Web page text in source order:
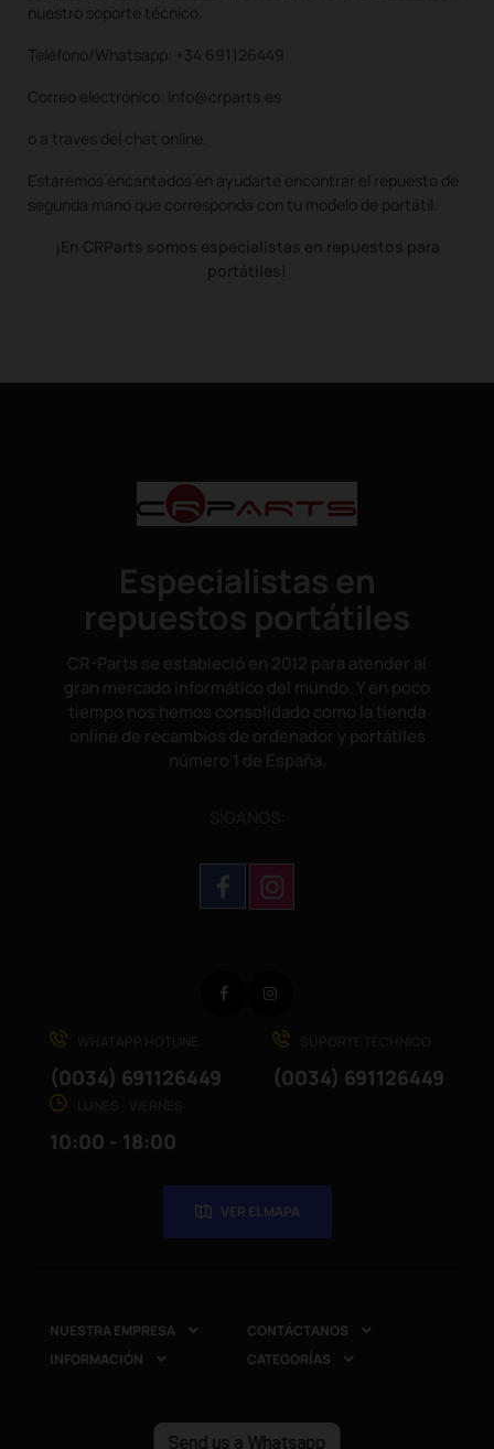
Send us a Whatsapp
nuestro soporte técnico.
Teléfono/Whatsapp: +34 691126449
Correo electrónico: info@crparts.es
o a traves del chat online.
Estaremos encantados en ayudarte encontrar el repuesto de
segunda mano que corresponda con tu modelo de portátil.
¡En CRParts somos especialistas en repuestos para
portátiles!
Especialistas en
repuestos portátiles
CR-Parts se estableció en 2012 para atender al
gran mercado informático del mundo. Y en poco
tiempo nos hemos consolidado como la tienda
online de recambios de ordenador y portátiles
número 1 de España.
(0034) 691126449 (0034) 691126449
10:00 - 18:00
VER EL MAPA
Facebook
NUESTRA EMPRESA  CONTÁCTANOS 
INFORMACIÓN  CATEGORÍAS 